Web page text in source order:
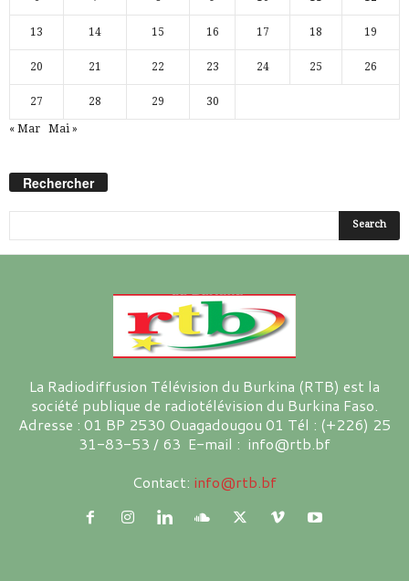
13 14 15 16 17 18 19
20 21 22 23 24 25 26
27 28 29 30
« Mar Mai »
Rechercher
La Radiodiffusion Télévision du Burkina (RTB) est la
société publique de radiotélévision du Burkina Faso.
Adresse : 01 BP 2530 Ouagadougou 01 Tél : (+226) 25
31-83-53 / 63 E-mail : info@rtb.bf
Contact: info@rtb.bf